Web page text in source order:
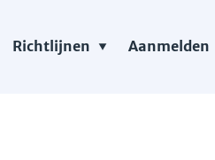
Richtlijnen Aanmelden